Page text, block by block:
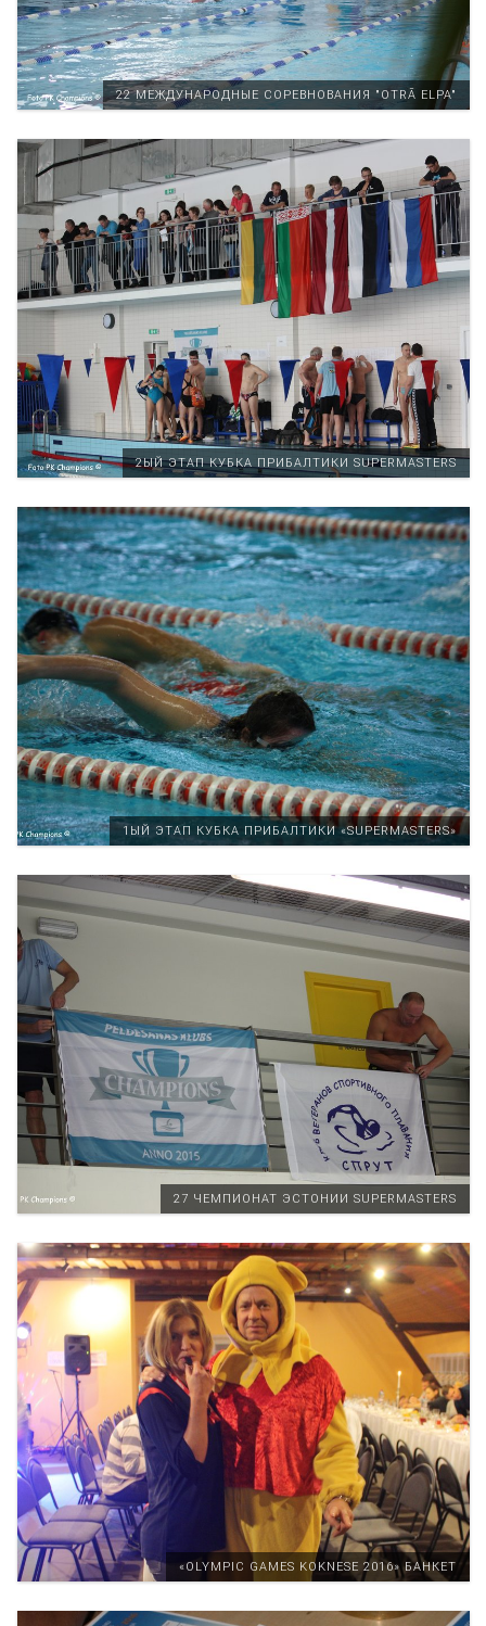
22 МЕЖДУНАРОДНЫЕ СОРЕВНОВАНИЯ "OTRĀ ELPA"
2ЫЙ ЭТАП КУБКА ПРИБАЛТИКИ SUPERMASTERS
1ЫЙ ЭТАП КУБКА ПРИБАЛТИКИ «SUPERMASTERS»
27 ЧЕМПИОНАТ ЭСТОНИИ SUPERMASTERS
«ОLYMPIC GAMES KOKNESE 2016» БАНКЕТ